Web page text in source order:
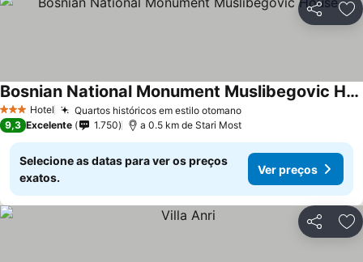
Partilhar
3 EstrelasHotel Quartos históricos em estilo otomanoVer preços
Bosnian National Monument Muslibegovic House
Ver preços
9,3 Excelente 1.750 a 0.5 km de Stari Most
Selecione as datas para ver os preços
exatos.
Ver preços
Partilhar